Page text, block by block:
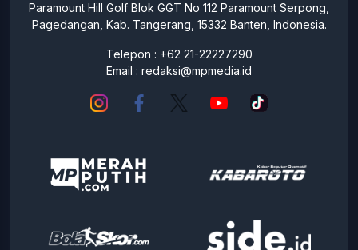
Paramount Hill Golf Blok GGT No 112 Paramount Serpong,
Pagedangan, Kab. Tangerang, 15332 Banten, Indonesia.
Telepon : +62 21-22227290
Email : redaksi@mpmedia.id